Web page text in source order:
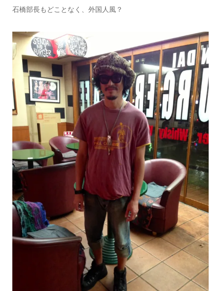
石橋部長もどことなく、外国人風？